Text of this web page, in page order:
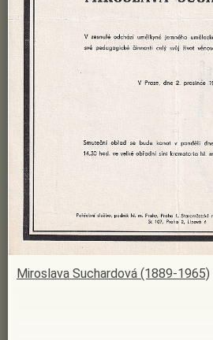
Miroslava Suchardová (1889-1965)